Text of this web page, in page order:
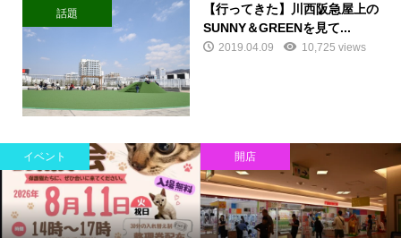
話題
【行ってきた】川西阪急屋上の
SUNNY＆GREENを見て...
2019.04.09 10,725 views
イベント 開店